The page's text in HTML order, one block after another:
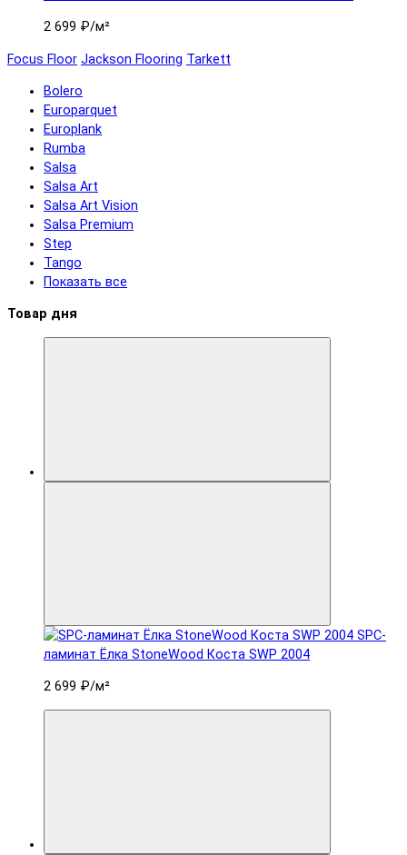
2 699 ₽/м²
Focus Floor Jackson Flooring Tarkett
Bolero
Europarquet
Europlank
Rumba
Salsa
Salsa Art
Salsa Art Vision
Salsa Premium
Step
Tango
Показать все
Товар дня
SPC-
ламинат Ëлка StoneWood Коста SWP 2004
2 699 ₽/м²